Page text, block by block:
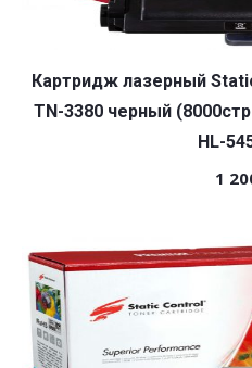
Картридж лазерный
TN-3380 черный
HL-
1